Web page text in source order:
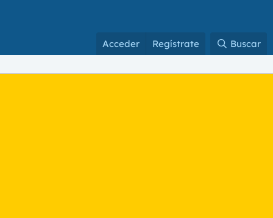
Acceder Regístrate Buscar